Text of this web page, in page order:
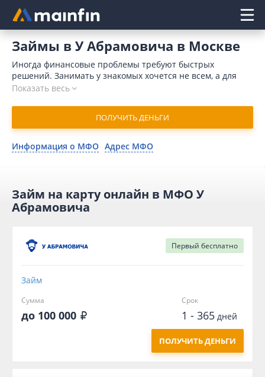
Главное меню
Займы в У Абрамовича в Москве
Иногда финансовые проблемы требуют быстрых
решений. Занимать у знакомых хочется не всем, а для
обращения в банк требуется время и значительный
послужить отрицательная кредитная история. Отличным
решением является микрозайм в У Абрамовича онлайн в
Москве. В 2026 году для отправки запроса потребуется
немного времени. Компания принимает решение в
течение 15 минут и переводит деньги на карточный счет
Показать весь
ПОЛУЧИТЬ ДЕНЬГИ
Информация о МФО Адрес МФО
Займ на карту онлайн в МФО У
Абрамовича
Первый бесплатно
Займ
Сумма
до 100 000
Срок
1 - 365дней
ПОЛУЧИТЬ ДЕНЬГИ